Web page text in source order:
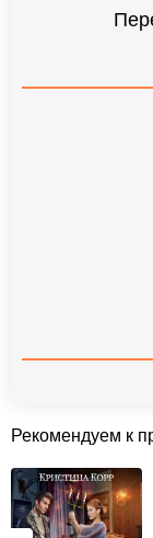
Рекомендуем к